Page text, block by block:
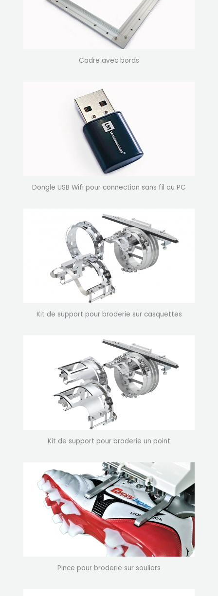
Cadre avec bords
Dongle USB Wifi pour connection sans fil au PC
Kit de support pour broderie sur casquettes
Kit de support pour broderie un point
Pince pour broderie sur souliers